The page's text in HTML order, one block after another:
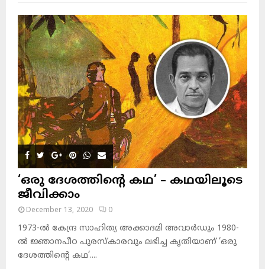
‘ഒരു ദേശത്തിന്റെ കഥ’ – കഥയിലൂടെ
ജീവിക്കാം
December 13, 2020 0
1973-ല്‍ കേന്ദ്ര സാഹിത്യ അക്കാദമി അവാര്‍ഡും 1980-
ല്‍ ജ്ഞാനപീഠ പുരസ്‌കാരവും ലഭിച്ച കൃതിയാണ് ‘ഒരു
ദേശത്തിന്റെ കഥ’....